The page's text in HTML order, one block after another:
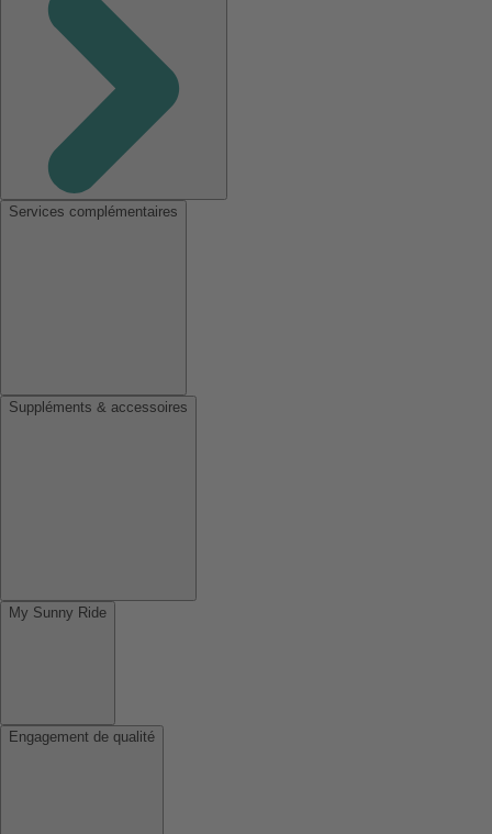
Services complémentaires
Suppléments & accessoires
My Sunny Ride
Engagement de qualité